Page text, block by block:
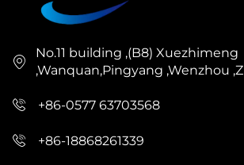
No.11 building ,(B8) Xuezhimeng
,Wanquan,Pingyang ,Wenzhou
+86-0577 63703568
+86-18868261339